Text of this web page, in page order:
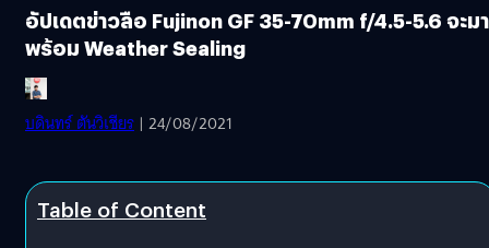
อัปเดตข่าวลือ Fujinon GF 35-70mm f/4.5-5.6 จะมา
พร้อม Weather Sealing
บดินทร์ ตันวิเชียร | 24/08/2021
Table of Content